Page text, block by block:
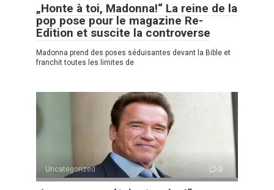
„Honte à toi, Madonna!“ La reine de la
pop pose pour le magazine Re-
Edition et suscite la controverse
Madonna prend des poses séduisantes devant la Bible et
franchit toutes les limites de
Uncategorized 0